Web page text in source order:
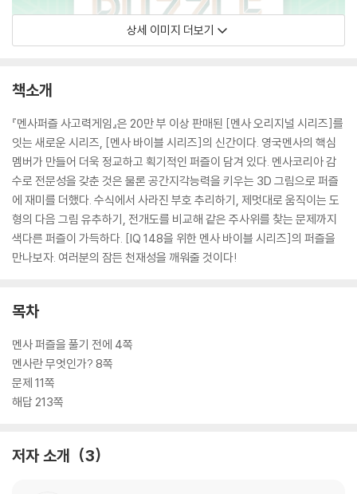
상세 이미지 더보기
책소개
『멘사퍼즐 사고력게임』은 20만 부 이상 판매된 [멘사 오리지널 시리즈]를
잇는 새로운 시리즈, [멘사 바이블 시리즈]의 신간이다. 영국멘사의 핵심
멤버가 만들어 더욱 정교하고 획기적인 퍼즐이 담겨 있다. 멘사코리아 감
수로 전문성을 갖춘 것은 물론 공간지각능력을 키우는 3D 그림으로 퍼즐
에 재미를 더했다. 수식에서 사라진 부호 추리하기, 제멋대로 움직이는 도
형의 다음 그림 유추하기, 전개도를 비교해 같은 주사위를 찾는 문제까지
색다른 퍼즐이 가득하다. [IQ 148을 위한 멘사 바이블 시리즈]의 퍼즐을
만나보자. 여러분의 잠든 천재성을 깨워줄 것이다!
목차
멘사 퍼즐을 풀기 전에 4쪽
멘사란 무엇인가? 8쪽
문제 11쪽
해답 213쪽
저자 소개 3